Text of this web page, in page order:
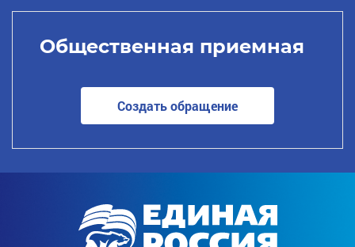
Общественная приемная
Создать обращение